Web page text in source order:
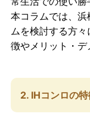
本コラムでは、
ムを検討する方
徴やメリット・デ
2. IHコンロの